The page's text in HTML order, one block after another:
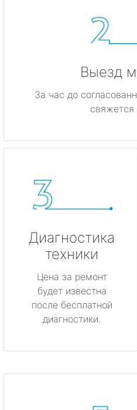
Выезд
За час до
свяжется
Диагностика
техники
Цена за ремонт
будет известна
после бесплатной
диагностики.